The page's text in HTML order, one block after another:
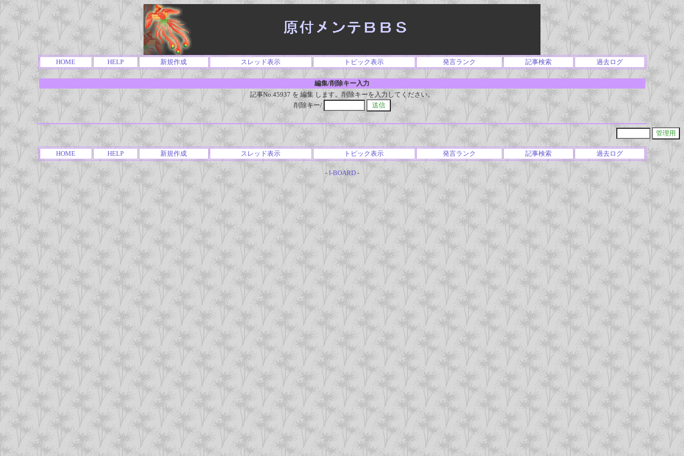
HOME HELP 新規作成 スレッド表示 トピック表示 発言ランク 記事検索 過去ログ
編集/削除キー入力
記事No.45937 を 編集 します。削除キーを入力してください。
削除キー/
HOME HELP 新規作成 スレッド表示 トピック表示 発言ランク 記事検索 過去ログ
- I-BOARD-